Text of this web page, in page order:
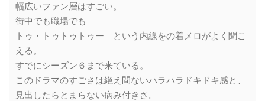
幅広いファン層はすごい。
街中でも職場でも
トゥ・トゥトゥトゥー という内線をの着メロがよく聞こ
える。
すでにシーズン６まで来ている。
このドラマのすごさは絶え間ないハラハラドキドキ感と、
見出したらとまらない病み付きさ。